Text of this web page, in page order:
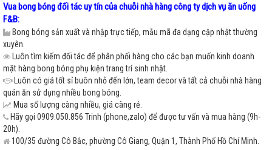
Vua bong bóng đối tác uy tín của chuỗi nhà hàng công ty dịch vụ ăn uống
F&B:
Bong bóng sản xuất và nhập trực tiếp, mẫu mã đa dạng cập nhật thường
xuyên.
Luôn tìm kiếm đối tác để phân phối hàng cho các bạn muốn kinh doanh
mặt hàng bong bóng phụ kiện trang trí sinh nhật.
Luôn có giá tốt sỉ buôn nhỏ đến lớn, team decor và tất cả chuỗi nhà hàng
quán ăn sử dụng nhiều bong bóng.
Mua số lượng càng nhiều, giá càng rẻ.
Hãy gọi 0909.050.856 Trinh (phone,zalo) để được tư vấn và mua hàng (9h-
20h).
100/35 đường Cô Bắc, phường Cô Giang, Quận 1, Thành Phố Hồ Chí Minh.